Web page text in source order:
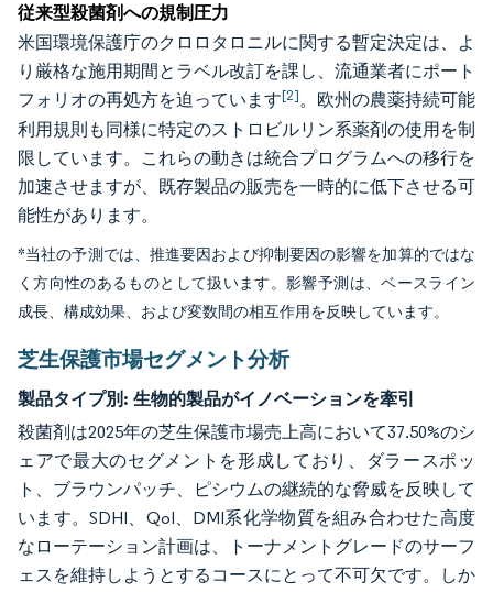
従来型殺菌剤への規制圧力
米国環境保護庁のクロロタロニルに関する暫定決定は、よ
り厳格な施用期間とラベル改訂を課し、流通業者にポート
フォリオの再処方を迫っています[2]。欧州の農薬持続可能
利用規則も同様に特定のストロビルリン系薬剤の使用を制
限しています。これらの動きは統合プログラムへの移行を
加速させますが、既存製品の販売を一時的に低下させる可
能性があります。
*当社の予測では、推進要因および抑制要因の影響を加算的ではな
く方向性のあるものとして扱います。影響予測は、ベースライン
成長、構成効果、および変数間の相互作用を反映しています。
芝生保護市場セグメント分析
製品タイプ別: 生物的製品がイノベーションを牽引
殺菌剤は2025年の芝生保護市場売上高において37.50%のシ
ェアで最大のセグメントを形成しており、ダラースポッ
ト、ブラウンパッチ、ピシウムの継続的な脅威を反映して
います。SDHI、QoI、DMI系化学物質を組み合わせた高度
なローテーション計画は、トーナメントグレードのサーフ
ェスを維持しようとするコースにとって不可欠です。しか